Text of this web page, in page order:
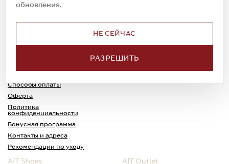
обновления.
НЕ СЕЙЧАС
РАЗРЕШИТЬ
© 2023. AIT Shoes
Все права защищены
Доставка
Способы оплаты
Оферта
Политика
конфиденциальности
Обмен и возврат
Каспи-Ред
Бонусная программа
Контакты и адреса
Рекомендации по уходу
AIT Shoes AIT Outlet